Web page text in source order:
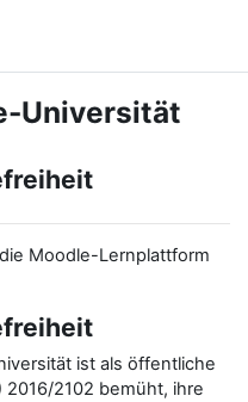
Universität
Moodle-Lernplattform
ist als öffentliche
2016/2102 bemüht, ihre